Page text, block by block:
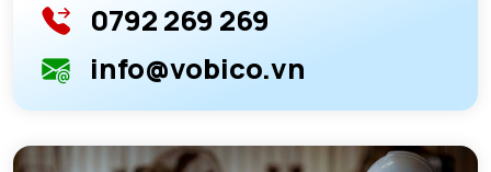
0792 269 269
info@vobico.vn